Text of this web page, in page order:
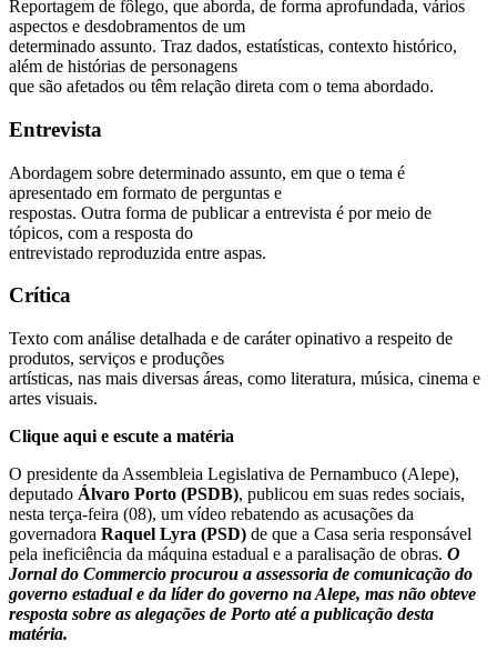
Reportagem de fôlego, que aborda, de forma aprofundada, vários
aspectos e desdobramentos de um
determinado assunto. Traz dados, estatísticas, contexto histórico,
além de histórias de personagens
que são afetados ou têm relação direta com o tema abordado.
Entrevista
Abordagem sobre determinado assunto, em que o tema é
apresentado em formato de perguntas e
respostas. Outra forma de publicar a entrevista é por meio de
tópicos, com a resposta do
entrevistado reproduzida entre aspas.
Crítica
Texto com análise detalhada e de caráter opinativo a respeito de
produtos, serviços e produções
artísticas, nas mais diversas áreas, como literatura, música, cinema e
artes visuais.
Clique aqui e escute a matéria
O presidente da Assembleia Legislativa de Pernambuco (Alepe),
deputado Álvaro Porto (PSDB), publicou em suas redes sociais,
nesta terça-feira (08), um vídeo rebatendo as acusações da
governadora Raquel Lyra (PSD) de que a Casa seria responsável
pela ineficiência da máquina estadual e a paralisação de obras. O
Jornal do Commercio procurou a assessoria de comunicação do
governo estadual e da líder do governo na Alepe, mas não obteve
resposta sobre as alegações de Porto até a publicação desta
matéria.